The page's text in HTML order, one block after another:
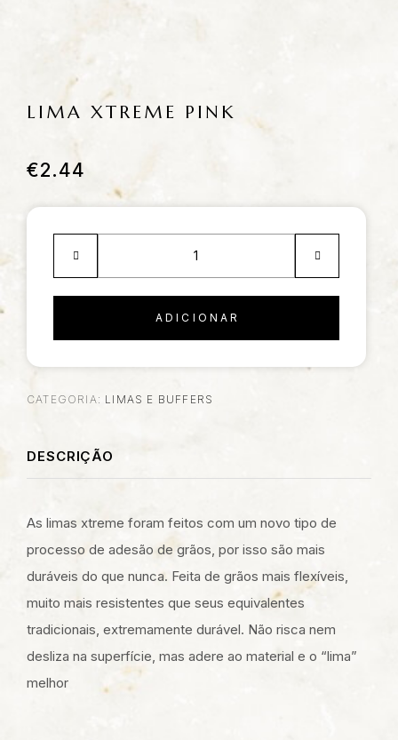
LIMA XTREME PINK
€2.44
ADICIONAR
CATEGORIA: LIMAS E BUFFERS
DESCRIÇÃO
As limas xtreme foram feitos com um novo tipo de
processo de adesão de grãos, por isso são mais
duráveis ​​do que nunca. Feita de grãos mais flexíveis,
muito mais resistentes que seus equivalentes
tradicionais, extremamente durável. Não risca nem
desliza na superfície, mas adere ao material e o “lima”
melhor